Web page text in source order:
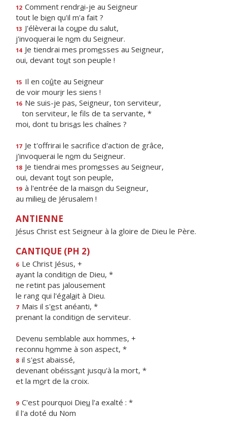
12 Comment rendrai-je au Seigneur
tout le bien qu'il m'a fait ?
13 J'élèverai la coupe du salut,
j'invoquerai le nom du Seigneur.
14 Je tiendrai mes promesses au Seigneur,
oui, devant tout son peuple !
15 Il en coûte au Seigneur
de voir mourir les siens !
16 Ne suis-je pas, Seigneur, ton serviteur,
ton serviteur, le fls de ta servante, *
moi, dont tu brisas les chaînes ?
17 Je t'offrirai le sacrifce d'action de grâce,
j'invoquerai le nom du Seigneur.
18 Je tiendrai mes promesses au Seigneur,
oui, devant tout son peuple,
19 à l'entrée de la maison du Seigneur,
au milieu de Jérusalem !
ANTIENNE
Jésus Christ est Seigneur à la gloire de Dieu le Père.
CANTIQUE (PH 2)
6 Le Christ Jésus, +
ayant la condition de Dieu, *
ne retint pas jalousement
le rang qui l'égalait à Dieu.
7 Mais il s'est anéanti, *
prenant la condition de serviteur.
Devenu semblable aux hommes, +
reconnu homme à son aspect, *
8 il s'est abaissé,
devenant obéissant jusqu'à la mort, *
et la mort de la croix.
9 C'est pourquoi Dieu l'a exalté : *
il l'a doté du Nom